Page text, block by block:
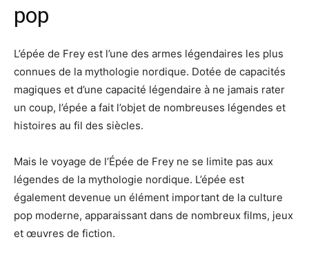
pop
L’épée de Frey est l’une des armes légendaires les plus
connues de la mythologie nordique. Dotée de capacités
magiques et d’une capacité légendaire à ne jamais rater
un coup, l’épée a fait l’objet de nombreuses légendes et
histoires au fil des siècles.
Mais le voyage de l’Épée de Frey ne se limite pas aux
légendes de la mythologie nordique. L’épée est
également devenue un élément important de la culture
pop moderne, apparaissant dans de nombreux films, jeux
et œuvres de fiction.